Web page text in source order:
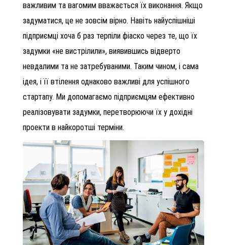
важливим та вагомим вважається їх виконання. Якщо
задуматися, це не зовсім вірно. Навіть найуспішніші
підприємці хоча б раз терпіли фіаско через те, що їх
задумки «не вистрілили», виявившись відверто
невдалими та не затребуваними. Таким чином, і сама
ідея, і її втілення однаково важливі для успішного
стартапу. Ми допомагаємо підприємцям ефективно
реалізовувати задумки, перетворюючи їх у дохідні
проекти в найкоротші терміни.